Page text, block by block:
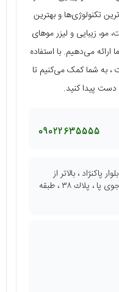
تکنولوژی‌ها و بهترین
مو، زیبایی و لیزر موهای
می‌دهیم. با استفاده
، به شما کمک می‌کنیم تا
پیدا کنید.
09022635555
پاكنژاد ، بالاتر از
چهارراه سرو ، كوچه جوى پا ، پلاك ٣٨ ، طبقه